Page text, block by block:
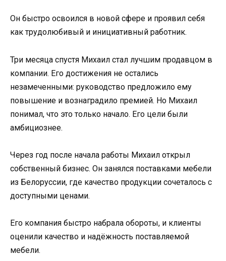
Он быстро освоился в новой сфере и проявил себя
как трудолюбивый и инициативный работник.
Три месяца спустя Михаил стал лучшим продавцом в
компании. Его достижения не остались
незамеченными: руководство предложило ему
повышение и вознаградило премией. Но Михаил
понимал, что это только начало. Его цели были
амбициознее.
Через год после начала работы Михаил открыл
собственный бизнес. Он занялся поставками мебели
из Белоруссии, где качество продукции сочеталось с
доступными ценами.
Его компания быстро набрала обороты, и клиенты
оценили качество и надёжность поставляемой
мебели.